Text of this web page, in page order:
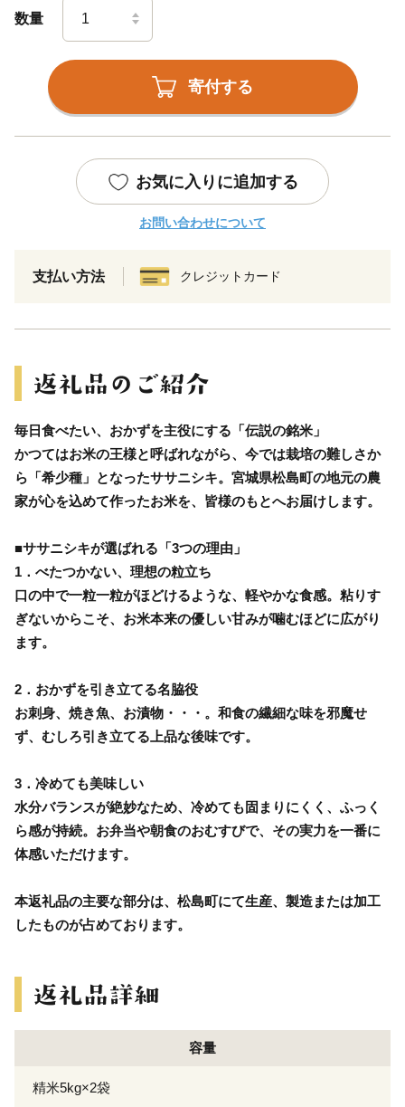
数量
寄付する
お気に入りに追加する
お問い合わせについて
支払い方法 クレジットカード
毎日食べたい、おかずを主役にする「伝説の銘米」
かつてはお米の王様と呼ばれながら、今では栽培の難しさか
ら「希少種」となったササニシキ。宮城県松島町の地元の農
家が心を込めて作ったお米を、皆様のもとへお届けします。
■ササニシキが選ばれる「3つの理由」
1．べたつかない、理想の粒立ち
口の中で一粒一粒がほどけるような、軽やかな食感。粘りす
ぎないからこそ、お米本来の優しい甘みが噛むほどに広がり
ます。
2．おかずを引き立てる名脇役
お刺身、焼き魚、お漬物・・・。和食の繊細な味を邪魔せ
ず、むしろ引き立てる上品な後味です。
3．冷めても美味しい
水分バランスが絶妙なため、冷めても固まりにくく、ふっく
ら感が持続。お弁当や朝食のおむすびで、その実力を一番に
体感いただけます。
本返礼品の主要な部分は、松島町にて生産、製造または加工
したものが占めております。
容量
精米5kg×2袋